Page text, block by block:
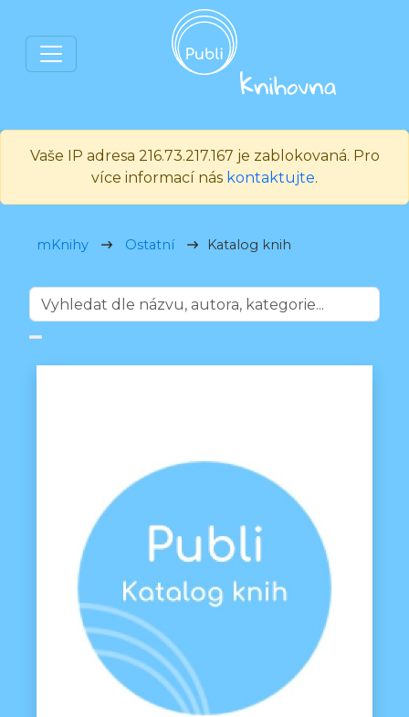
Vaše IP adresa 216.73.217.167 je zablokovaná. Pro
více informací nás kontaktujte.
mKnihy Ostatní Katalog knih